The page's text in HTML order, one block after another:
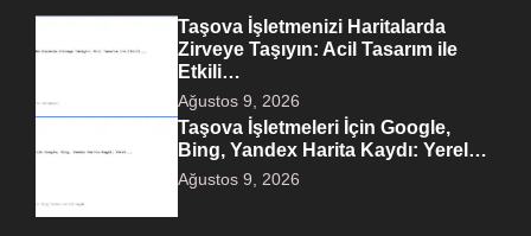
Taşova İşletmenizi Haritalarda
Zirveye Taşıyın: Acil Tasarım ile
Etkili…
Ağustos 9, 2026
Taşova İşletmeleri İçin Google,
Bing, Yandex Harita Kaydı: Yerel…
Ağustos 9, 2026